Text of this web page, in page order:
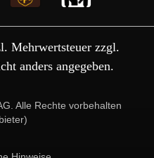
Mehrwertsteuer zzgl.
anders angegeben.
Alle Rechte vorbehalten